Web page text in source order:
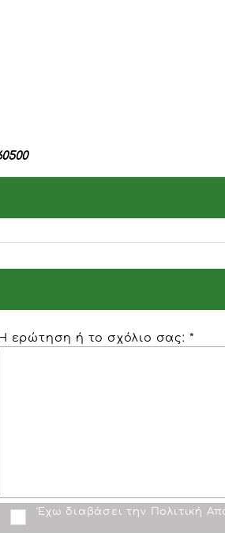
Η ερώτηση ή το σχόλιο σας: *
Έχω διαβάσει την Πολιτική